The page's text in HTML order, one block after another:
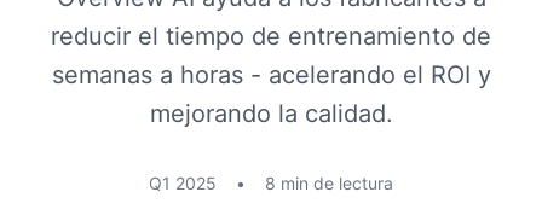
reducir el tiempo de entrenamiento de
semanas a horas - acelerando el ROI y
mejorando la calidad.
Q1 2025 • 8 min de lectura